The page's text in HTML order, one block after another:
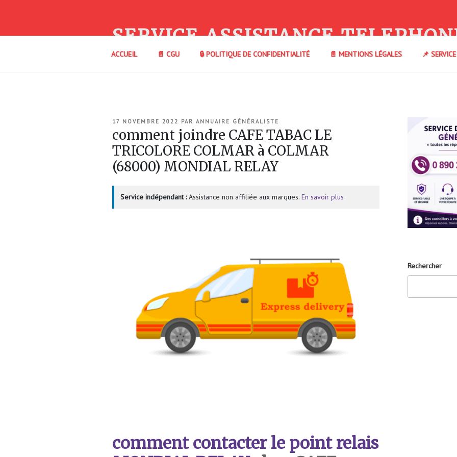
SERVICE ASSISTANCE
ACCUEIL 📄 CGU 🔒 POLITIQUE DE CONFIDENTIALITÉ 📄 MENTIONS LÉGALES 📌
PUBLIÉ
17 NOVEMBRE 2022 PAR ANNUAIRE GÉNÉRALISTE
comment joindre CAFE TABAC LE
TRICOLORE COLMAR à COLMAR
(68000) MONDIAL RELAY
Service indépendant :Assistance non affiliée aux marques. En savoir plus
comment contacter le point relais
Rechercher